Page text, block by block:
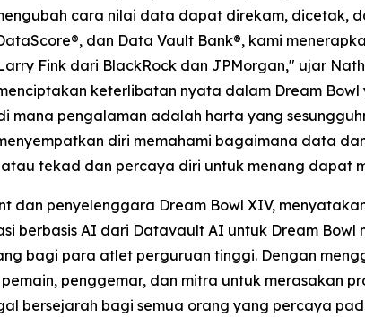
cara nilai data dapat direkam, dicetak,
dan Data Vault Bank®, kami
Fink dari BlackRock dan JPMorgan," ujar
keterlibatan nyata dalam Dream
mana pengalaman adalah harta yang
diri memahami bagaimana data
tekad dan percaya diri untuk menang dapat
dan penyelenggara Dream Bowl XIV,
berbasis AI dari Datavault AI untuk Dream Bowl
bagi para atlet perguruan tinggi. Dengan
penggemar, dan mitra untuk merasakan
bersejarah bagi semua orang yang percaya